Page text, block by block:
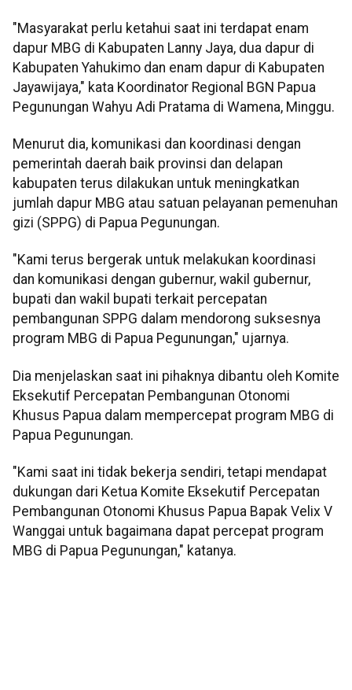
"Masyarakat perlu ketahui saat ini terdapat enam
dapur MBG di Kabupaten Lanny Jaya, dua dapur di
Kabupaten Yahukimo dan enam dapur di Kabupaten
Jayawijaya," kata Koordinator Regional BGN Papua
Pegunungan Wahyu Adi Pratama di Wamena, Minggu.
Menurut dia, komunikasi dan koordinasi dengan
pemerintah daerah baik provinsi dan delapan
kabupaten terus dilakukan untuk meningkatkan
jumlah dapur MBG atau satuan pelayanan pemenuhan
gizi (SPPG) di Papua Pegunungan.
"Kami terus bergerak untuk melakukan koordinasi
dan komunikasi dengan gubernur, wakil gubernur,
bupati dan wakil bupati terkait percepatan
pembangunan SPPG dalam mendorong suksesnya
program MBG di Papua Pegunungan," ujarnya.
Dia menjelaskan saat ini pihaknya dibantu oleh Komite
Eksekutif Percepatan Pembangunan Otonomi
Khusus Papua dalam mempercepat program MBG di
Papua Pegunungan.
"Kami saat ini tidak bekerja sendiri, tetapi mendapat
dukungan dari Ketua Komite Eksekutif Percepatan
Pembangunan Otonomi Khusus Papua Bapak Velix V
Wanggai untuk bagaimana dapat percepat program
MBG di Papua Pegunungan," katanya.